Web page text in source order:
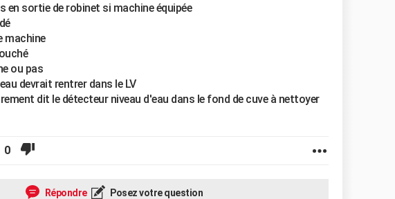
sortie de robinet si machine équipée
machine
ou pas
devrait rentrer dans le LV
dit le détecteur niveau d'eau dans le fond de cuve à nettoyer
0
Répondre Posez votre question